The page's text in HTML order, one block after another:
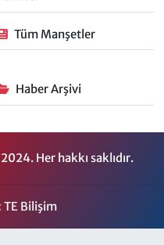
Tüm Manşetler
Haber Arşivi
Her hakkı saklıdır.
TE Bilişim